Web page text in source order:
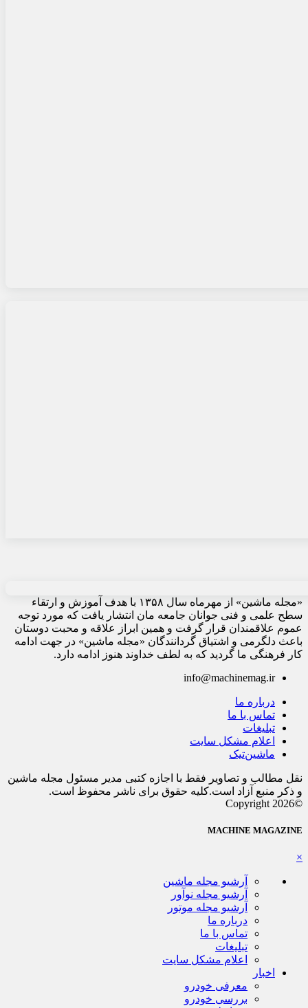
«مجله ماشین» از مهرماه سال ۱۳۵۸ با هدف آموزش و ارتقاء
سطح علمی و فنی جوانان جامعه مان انتشار یافت که مورد توجه
عموم علاقمندان قرار گرفت و همین ابراز علاقه و محبت دوستان
باعث دلگرمی و اشتیاق گردانندگان «مجله ماشین» در جهت ادامه
کار فرهنگی ما گردید که به لطف خداوند هنوز ادامه دارد.
info@machinemag.ir
درباره ما
تماس با ما
تبلیغات
اعلام مشکل سایت
ماشین‌تیک
نقل مطالب و تصاویر فقط با اجازه کتبی مدیر مسئول مجله ماشین
و ذکر منبع آزاد است.کلیه حقوق برای ناشر محفوظ است.
©Copyright 2026
MACHINE MAGAZINE
×
آرشیو مجله ماشین
آرشیو مجله نوآور
آرشیو مجله موتور
درباره ما
تماس با ما
تبلیغات
اعلام مشکل سایت
اخبار
معرفی خودرو
بررسی خودرو